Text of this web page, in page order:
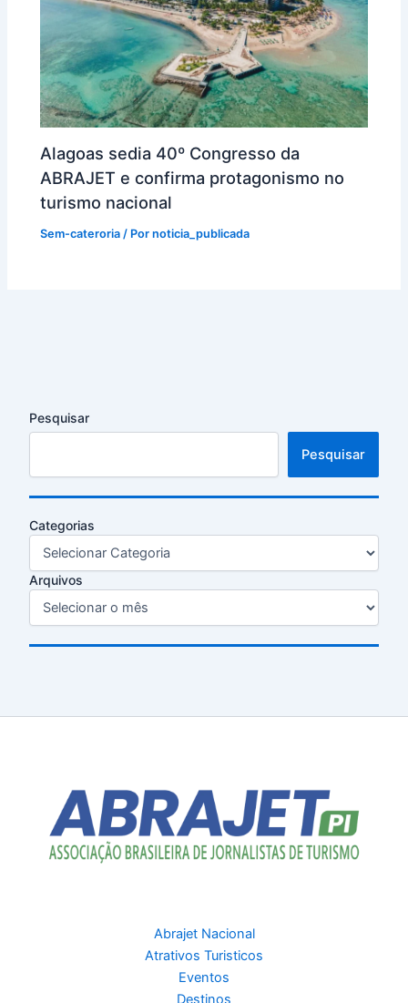
Alagoas sedia 40º Congresso da
ABRAJET e confirma protagonismo no
turismo nacional
Sem-cateroria / Pornoticia_publicada
Pesquisar
Pesquisar
Categorias
Arquivos
Abrajet Nacional
Atrativos Turisticos
Eventos